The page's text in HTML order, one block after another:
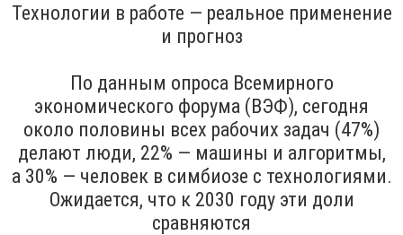
Технологии в работе — реальное применение
и прогноз
По данным опроса Всемирного
экономического форума (ВЭФ), сегодня
около половины всех рабочих задач (47%)
делают люди, 22% — машины и алгоритмы,
а 30% — человек в симбиозе с технологиями.
Ожидается, что к 2030 году эти доли
сравняются